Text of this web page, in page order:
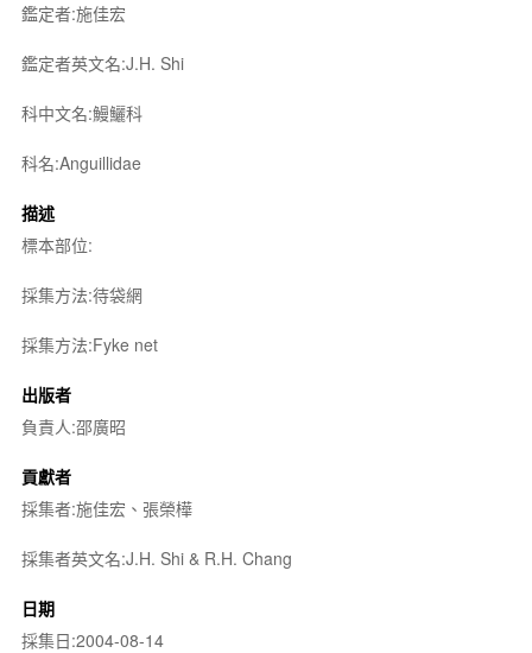
鑑定者:施佳宏
鑑定者英文名:J.H. Shi
科中文名:鰻鱺科
科名:Anguillidae
描述
標本部位:
採集方法:待袋網
採集方法:Fyke net
出版者
負責人:邵廣昭
貢獻者
採集者:施佳宏、張榮樺
採集者英文名:J.H. Shi & R.H. Chang
日期
採集日:2004-08-14